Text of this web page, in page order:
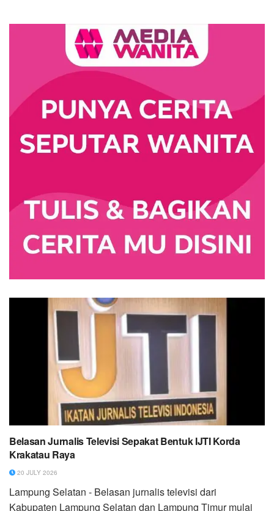
Belasan Jurnalis Televisi Sepakat Bentuk IJTI Korda
Krakatau Raya
20 JULY 2026
Lampung Selatan - Belasan jurnalis televisi dari
Kabupaten Lampung Selatan dan Lampung Timur mulai